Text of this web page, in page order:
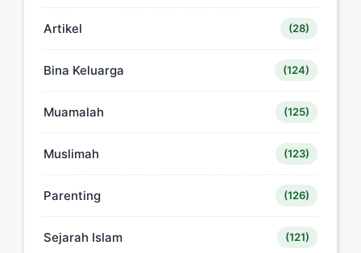
Artikel (28)
Bina Keluarga (124)
Muamalah (125)
Muslimah (123)
Parenting (126)
Sejarah Islam (121)